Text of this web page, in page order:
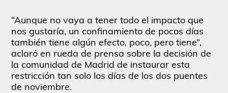
“Aunque no vaya a tener todo el impacto que
nos gustaría, un confinamiento de pocos días
también tiene algún efecto, poco, pero tiene”,
aclaró en rueda de prensa sobre la decisión de
la comunidad de Madrid de instaurar esta
restricción tan solo los días de los dos puentes
de noviembre.